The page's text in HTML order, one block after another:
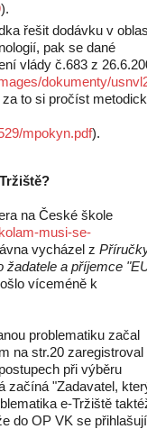
).
řešit dodávku v
pak se dané
vlády č.683 z
dokumenty/
to si pročíst
mpokyn.pdf).
na České škole
musi-se-
vycházel z
žadatele a příjemce
víceméně k
problematiku začal
na str.20 zaregistroval
při výběru
začíná "Zadavatel,
e-Tržiště
do OP VK se